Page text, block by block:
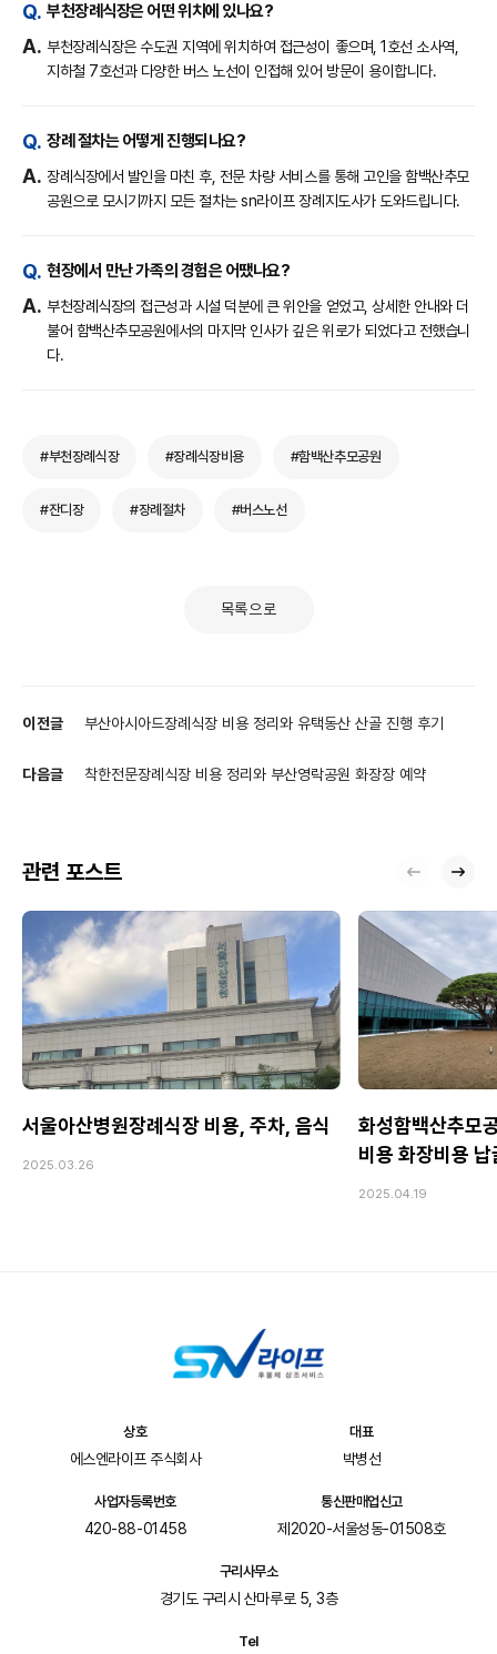
부천장례식장은 어떤 위치에 있나요?
부천장례식장은 수도권 지역에 위치하여 접근성이 좋으며, 1호선 소사역,
지하철 7호선과 다양한 버스 노선이 인접해 있어 방문이 용이합니다.
장례 절차는 어떻게 진행되나요?
장례식장에서 발인을 마친 후, 전문 차량 서비스를 통해 고인을 함백산추모
공원으로 모시기까지 모든 절차는 sn라이프 장례지도사가 도와드립니다.
현장에서 만난 가족의 경험은 어땠나요?
부천장례식장의 접근성과 시설 덕분에 큰 위안을 얻었고, 상세한 안내와 더
불어 함백산추모공원에서의 마지막 인사가 깊은 위로가 되었다고 전했습니
다.
#부천장례식장 #장례식장비용 #함백산추모공원
#잔디장 #장례절차 #버스노선
목록으로
이전글 부산아시아드장례식장 비용 정리와 유택동산 산골 진행 후기
다음글 착한전문장례식장 비용 정리와 부산영락공원 화장장 예약
관련 포스트
서울아산병원장례식장 비용, 주차, 음식
2025.03.26
화성함백산추모
비용 화장비용
2025.04.19
상호
에스엔라이프 주식회사
대표
박병선
사업자등록번호
420-88-01458
통신판매업신고
제2020-서울성동-01508호
구리사무소
경기도 구리시 산마루로 5, 3층
Tel